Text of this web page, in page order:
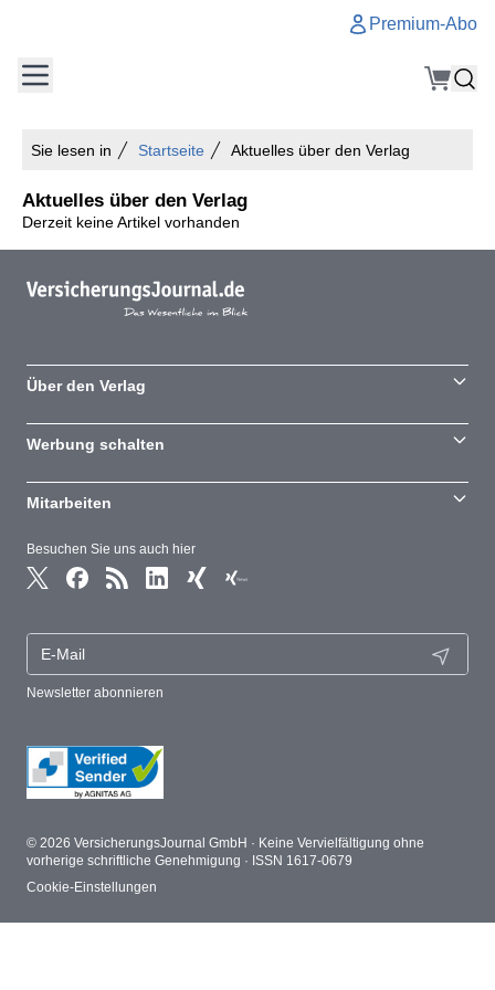
Premium-Abo
Sie lesen in Startseite Aktuelles über den Verlag
Aktuelles über den Verlag
Derzeit keine Artikel vorhanden
Besuchen Sie uns auch hier
Newsletter abonnieren
Über den Verlag
Werbung schalten
Mitarbeiten
© 2026 VersicherungsJournal GmbH · Keine Vervielfältigung ohne
vorherige schriftliche Genehmigung · ISSN 1617-0679
Cookie-Einstellungen